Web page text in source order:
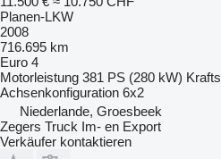
Planen-LKW
2008
716.695 km
Euro 4
Motorleistung 381 PS (280 kW)
Achsenkonfiguration 6x2
Niederlande, Groesbeek
Zegers Truck Im- en Export
Verkäufer kontaktieren